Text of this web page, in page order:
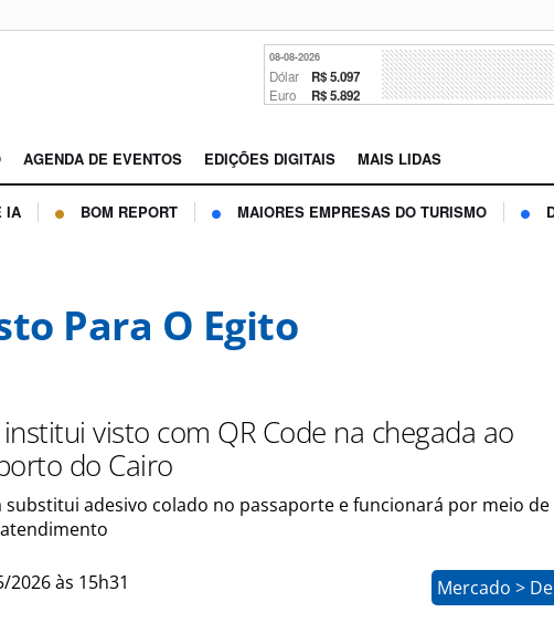
08-08-2026
Dólar R$ 5.097
Euro R$ 5.892
AGENDA DE EVENTOS EDIÇÕES DIGITAIS MAIS LIDAS
IA BOM REPORT MAIORES EMPRESAS DO TURISMO
Para O Egito
visto com QR Code na chegada ao
do Cairo
substitui adesivo colado no passaporte e funcionará por meio
2026 às 15h31 Mercado >